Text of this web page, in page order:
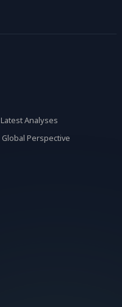
Latest Analyses
Global Perspective